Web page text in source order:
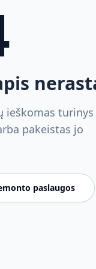
ieškomas turinys
pakeistas jo
paslaugos